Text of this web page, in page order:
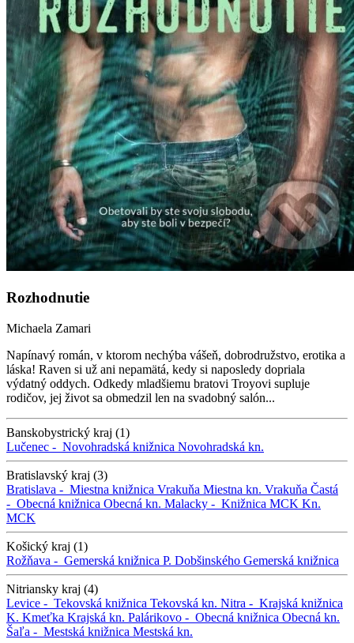
Rozhodnutie
Michaela Zamari
Napínavý román, v ktorom nechýba vášeň, dobrodružstvo, erotika a
láska! Raven si už ani nepamätá, kedy si naposledy dopriala
výdatný oddych. Odkedy mladšiemu bratovi Troyovi supluje
rodičov, jej život sa obmedzil len na svadobný salón...
Banskobystrický kraj (1)
Lučenec - Novohradská knižnica Novohradská kn.
Bratislavský kraj (3)
Bratislava - Miestna knižnica Vrakuňa Miestna kn. Vrakuňa Častá
- Obecná knižnica Obecná kn. Malacky - Knižnica MCK Kn.
MCK
Košický kraj (1)
Rožňava - Gemerská knižnica P. Dobšinského Gemerská knižnica
Nitriansky kraj (4)
Levice - Tekovská knižnica Tekovská kn. Nitra - Krajská knižnica
K. Kmeťka Krajská kn. Palárikovo - Obecná knižnica Obecná kn.
Šaľa - Mestská knižnica Mestská kn.